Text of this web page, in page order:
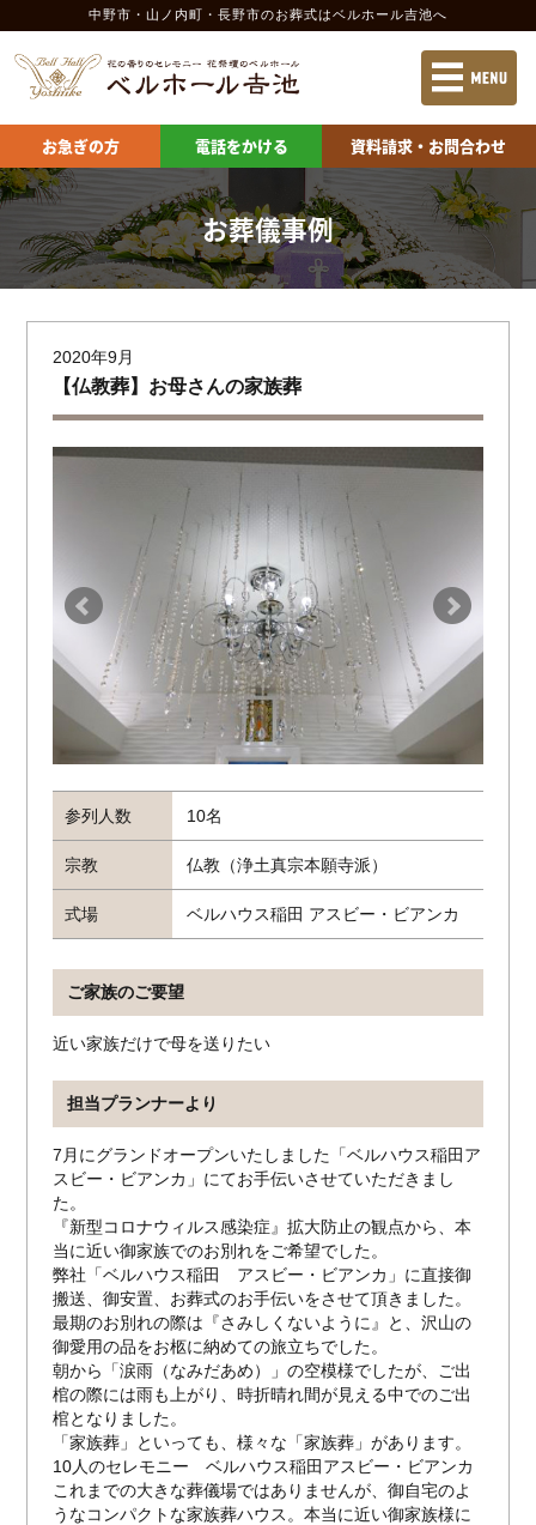
中野市・山ノ内町・長野市のお葬式はベルホール吉池へ
お急ぎの方 電話をかける 資料請求・お問合わせ
お葬儀事例
2020年9月
【仏教葬】お母さんの家族葬
参列人数 10名
宗教 仏教（浄土真宗本願寺派）
式場 ベルハウス稲田 アスビー・ビアンカ
ご家族のご要望
近い家族だけで母を送りたい
担当プランナーより
7月にグランドオープンいたしました「ベルハウス稲田ア
スビー・ビアンカ」にてお手伝いさせていただきまし
た。
『新型コロナウィルス感染症』拡大防止の観点から、本
当に近い御家族でのお別れをご希望でした。
弊社「ベルハウス稲田 アスビー・ビアンカ」に直接御
搬送、御安置、お葬式のお手伝いをさせて頂きました。
最期のお別れの際は『さみしくないように』と、沢山の
御愛用の品をお柩に納めての旅立ちでした。
朝から「涙雨（なみだあめ）」の空模様でしたが、ご出
棺の際には雨も上がり、時折晴れ間が見える中でのご出
棺となりました。
「家族葬」といっても、様々な「家族葬」があります。
10人のセレモニー ベルハウス稲田アスビー・ビアンカ
これまでの大きな葬儀場ではありませんが、御自宅のよ
うなコンパクトな家族葬ハウス。本当に近い御家族様に
お急ぎの方 電話をかける 資料請求
当社の特長 施設案内 中野市
葬儀の流れ 施設案内 長野市
葬儀の費用 供物の申込
会社案内
ベルホール吉池 中野会館
ベルホール吉池 山ノ内会館
ベルハウス アスビーリビング
ベルハウスレストラン トゥーパパロミオ
ベルハウス稲田 アスビービアンカ